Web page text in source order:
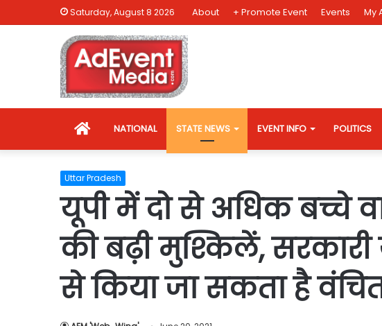
Saturday, August 8 2026 About + Promote Event Events My
HOMENATIONAL STATE NEWS EVENT INFO POLITICS
Uttar Pradesh
यूपी में दो से अधिक बच्चे
की बढ़ी मुश्किलें,
से किया जा सकता है